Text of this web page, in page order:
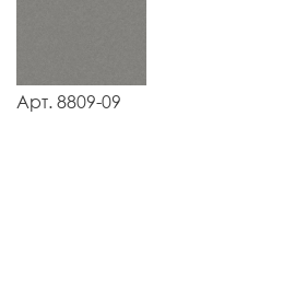
Арт. 8809-09